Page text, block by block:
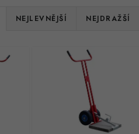
NEJLEVNĚJŠÍ NEJDRAŽŠÍ